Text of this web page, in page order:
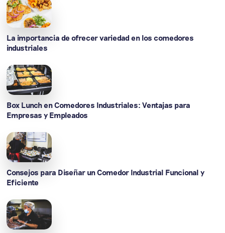
La importancia de ofrecer variedad en los comedores
industriales
Box Lunch en Comedores Industriales: Ventajas para
Empresas y Empleados
Consejos para Diseñar un Comedor Industrial Funcional y
Eficiente